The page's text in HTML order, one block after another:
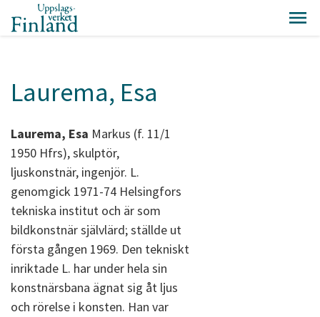
Laurema, Esa
Laurema, Esa Markus (f. 11/1
1950 Hfrs), skulptör,
ljuskonstnär, ingenjör. L.
genomgick 1971-74 Helsingfors
tekniska institut och är som
bildkonstnär självlärd; ställde ut
första gången 1969. Den tekniskt
inriktade L. har under hela sin
konstnärsbana ägnat sig åt ljus
och rörelse i konsten. Han var